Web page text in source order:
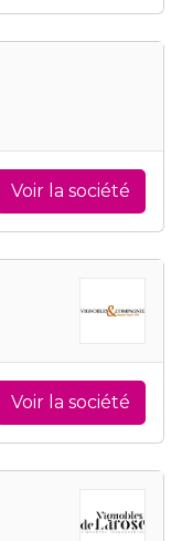
Voir la société
Voir la société